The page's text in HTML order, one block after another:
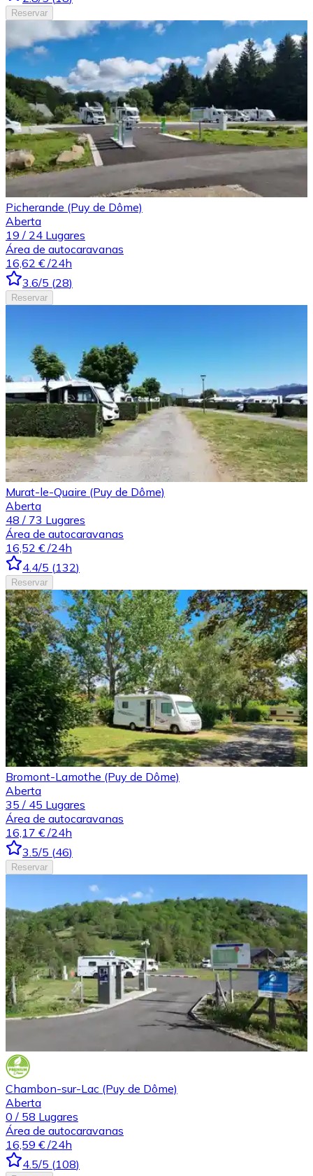
Reservar
Picherande (Puy de Dôme)
Aberta
19 / 24 Lugares
Área de autocaravanas
16,62 € /24h
3.6/5 (28)
Reservar
Murat-le-Quaire (Puy de Dôme)
Aberta
48 / 73 Lugares
Área de autocaravanas
16,52 € /24h
4.4/5 (132)
Reservar
Bromont-Lamothe (Puy de Dôme)
Aberta
35 / 45 Lugares
Área de autocaravanas
16,17 € /24h
3.5/5 (46)
Reservar
Chambon-sur-Lac (Puy de Dôme)
Aberta
0 / 58 Lugares
Área de autocaravanas
16,59 € /24h
4.5/5 (108)